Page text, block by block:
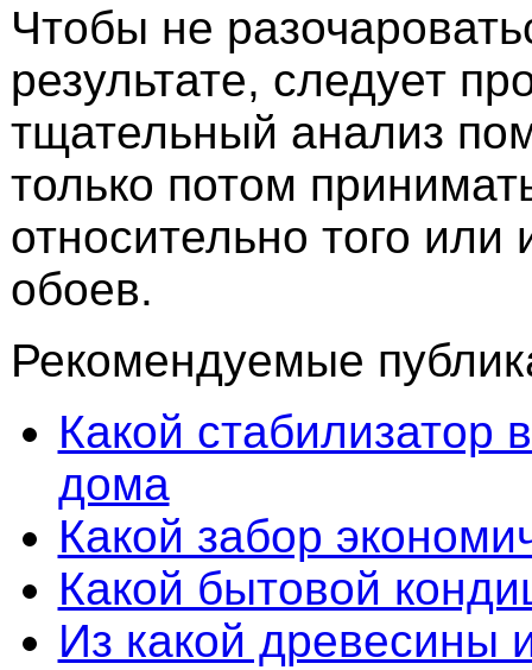
Чтобы не
результате, следует
тщательный анализ
только потом
относительно того или
обоев.
Рекомендуемые
Какой стабилизатор
дома
Какой забор
Какой бытовой
Из какой древесины